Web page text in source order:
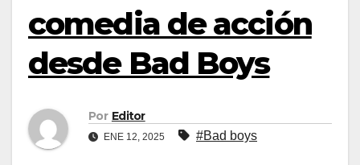
comedia de acción
desde Bad Boys
Por Editor
ENE 12, 2025 #Bad boys